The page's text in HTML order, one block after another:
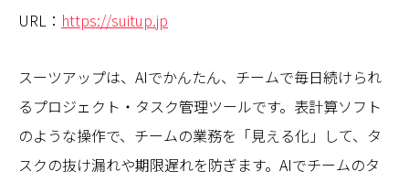
URL： https://suitup.jp
スーツアップは、AIでかんたん、チームで毎日続けられ
るプロジェクト・タスク管理ツールです。表計算ソフト
のような操作で、チームの業務を「見える化」して、タ
スクの抜け漏れや期限遅れを防ぎます。AIでチームのタ